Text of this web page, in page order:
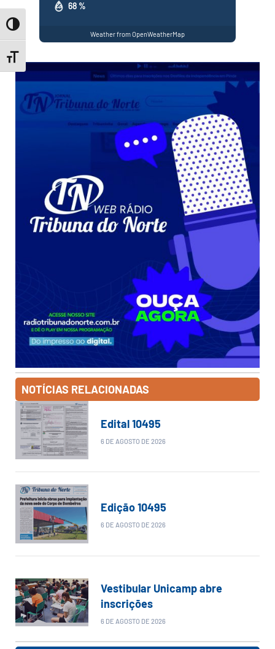
Toggle High Contrast
Toggle Font size
68 %
Weather from OpenWeatherMap
NOTÍCIAS RELACIONADAS
Edital 10495
6 DE AGOSTO DE 2026
Edição 10495
6 DE AGOSTO DE 2026
Vestibular Unicamp abre
inscrições
6 DE AGOSTO DE 2026